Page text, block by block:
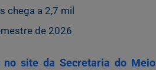
a 2,7 mil
de 2026
no site da Secretaria do Meio